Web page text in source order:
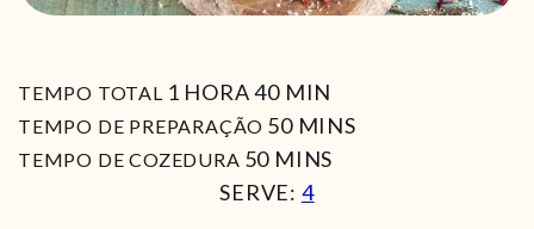
TEMPO TOTAL 1 HORA
HORA 40MIN
MIN
TEMPO DE PREPARAÇÃO 50MIN
MINS
TEMPO DE COZEDURA 50MIN
MINS
SERVE: 4